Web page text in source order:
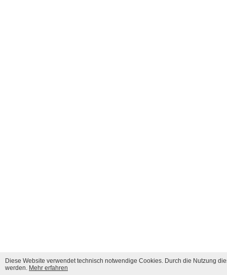
Diese Website verwendet technisch notwendige Cookies. Durch die Nutzung
werden. Mehr erfahren